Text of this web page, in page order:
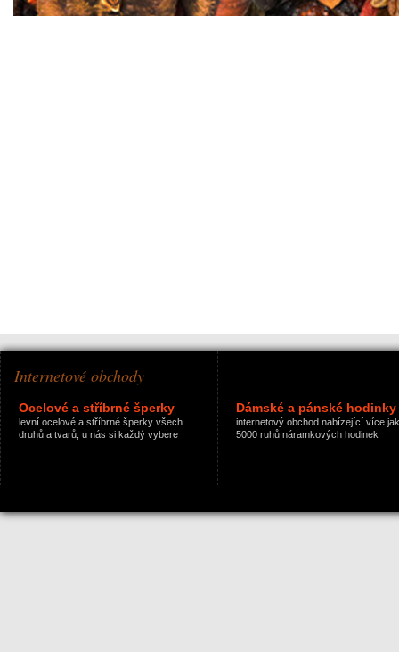
Internetové obchody
Ocelové a stříbrné šperky
levní ocelové a stříbrné šperky všech
druhů a tvarů, u nás si každý vybere
Dámské a pánské hodinky
internetový obchod nabízející více jak
5000 ruhů náramkových hodinek